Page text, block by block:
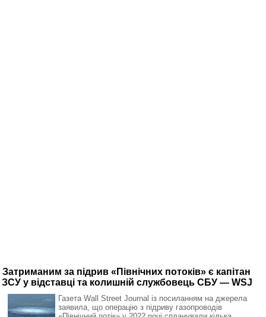
Затриманим за підрив «Північних потоків» є капітан
ЗСУ у відставці та колишній службовець СБУ — WSJ
Газета Wall Street Journal із посиланням на джерела
заявила, що операцію з підриву газопроводів